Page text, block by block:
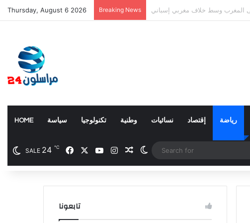
Thursday, August 6 2026 Breaking News حول أسلوب الإعلان عن الزيادات
HOME سياسة تكنولوجيا وطنية نسائيات إقتصاد رياضة
SALE 24 ℃ Facebook YouTubeInstagramRandom Article
Switch skin
تابعونا